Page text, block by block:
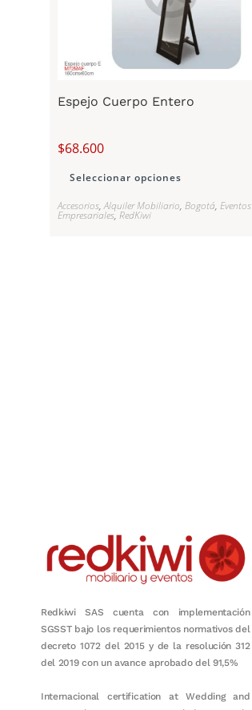
Espejo Cuerpo Entero
$68.600
Seleccionar opciones
Accesorios,Alquiler Mobiliario, Bogotá, Eventos
Empresariales, RedKiwi
Redkiwi SAS cuenta con implementación
SGSST bajo los requerimientos normativos del
decreto 1072 del 2015 y de la resolución 312
del 2019 con un avance aprobado del 91,5%
Internacional certification at Wedding and